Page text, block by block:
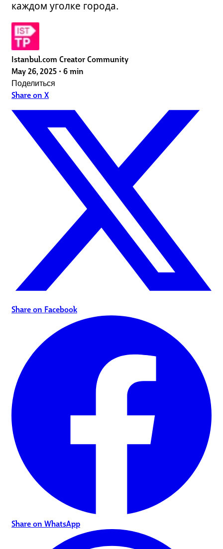
каждом уголке города.
Istanbul.com Creator Community
May 26, 2025 • 6 min
Поделиться
Share on X
Share on Facebook
Share on WhatsApp